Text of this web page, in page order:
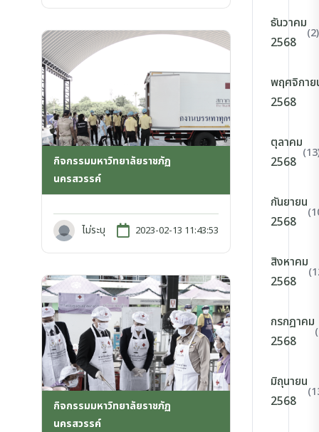
กิจกรรมมหาวิทยาลัยราชภัฏ
นครสวรรค์
ไม่ระบุ 2023-02-13 11:43:53
กิจกรรมมหาวิทยาลัยราชภัฏ
นครสวรรค์
ธันวาคม
2568
(2)
พฤศจิกาย
2568
ตุลาคม
2568
กันยายน
2568
สิงหาคม
2568
กรกฎาคม
2568
มิถุนายน
2568